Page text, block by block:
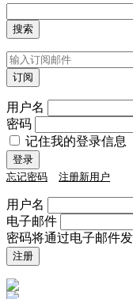
用户名
密码
记住我的登录信息
忘记密码 注册新用户
用户名
电子邮件
密码将通过电子邮件发